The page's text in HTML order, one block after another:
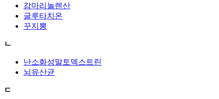
감마리놀렌산
글루타치온
꾸지뽕
ㄴ
난소화성말토덱스트린
뇌유산균
ㄷ